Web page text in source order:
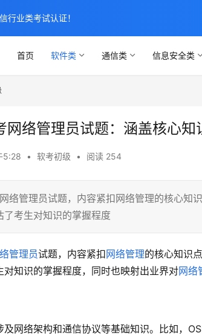
首页 软件类 通信类 信息安全类
络管理员试题：涵盖核心知
5:28 • 软考初级 • 阅读 254
络管理员试题，内容紧扣网络管理的核心知
了考生对知识的掌握程度
管理员试题，内容紧扣网络管理的核心知识
对知识的掌握程度，同时也映射出业界对网络
及网络架构和通信协议等基础知识。比如，
行业类考试认证！